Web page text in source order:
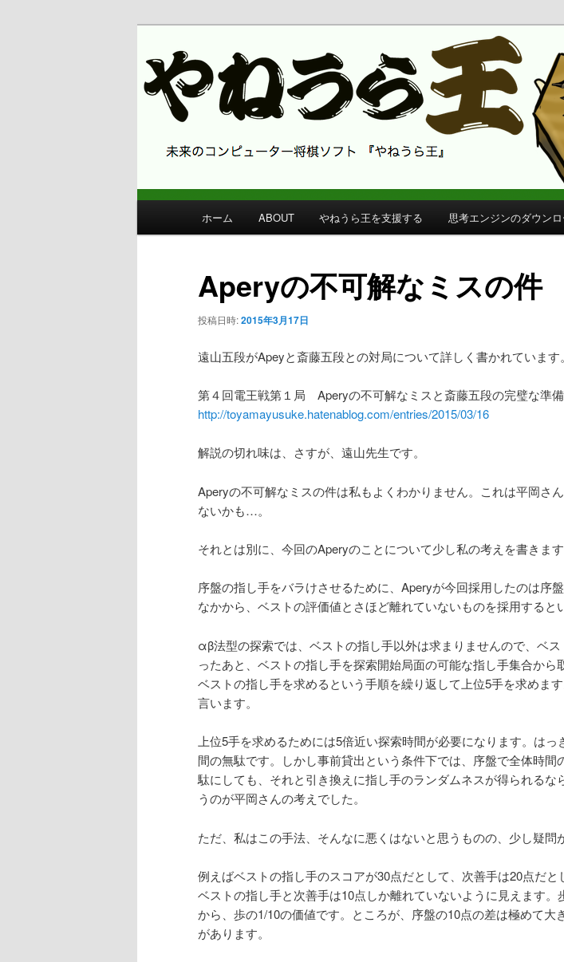
やねうら王 公式サイト
メ
ン
テ
ン
ツ
動
ホーム ABOUT やねうら王を支援する 思考エンジンのダウン
Aperyの不可解なミスの件
投稿日時:2015年3月17日
遠山五段がApeyと斎藤五段との対局について詳しく書かれています。
第４回電王戦第１局 Aperyの不可解なミスと斎藤五段の完璧な準備
http://toyamayusuke.hatenablog.com/entries/2015/03/16
解説の切れ味は、さすが、遠山先生です。
Aperyの不可解なミスの件は私もよくわかりません。これは平岡さ
ないかも…。
それとは別に、今回のAperyのことについて少し私の考えを書きます
序盤の指し手をバラけさせるために、Aperyが今回採用したのは序
なかから、ベストの評価値とさほど離れていないものを採用すると
αβ法型の探索では、ベストの指し手以外は求まりませんので、ベス
ったあと、ベストの指し手を探索開始局面の可能な指し手集合から
ベストの指し手を求めるという手順を繰り返して上位5手を求めま
言います。
上位5手を求めるためには5倍近い探索時間が必要になります。はっ
間の無駄です。しかし事前貸出という条件下では、序盤で全体時間
駄にしても、それと引き換えに指し手のランダムネスが得られるな
うのが平岡さんの考えでした。
ただ、私はこの手法、そんなに悪くはないと思うものの、少し疑問
例えばベストの指し手のスコアが30点だとして、次善手は20点だと
ベストの指し手と次善手は10点しか離れていないように見えます。
から、歩の1/10の価値です。ところが、序盤の10点の差は極めて大
があります。